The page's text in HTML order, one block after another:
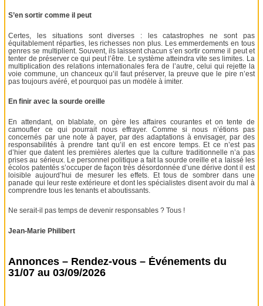
S’en sortir comme il peut
Certes, les situations sont diverses : les catastrophes ne sont pas
équitablement réparties, les richesses non plus. Les emmerdements en tous
genres se multiplient. Souvent, ils laissent chacun s’en sortir comme il peut et
tenter de préserver ce qui peut l’être. Le système atteindra vite ses limites. La
multiplication des relations internationales fera de l’autre, celui qui rejette la
voie commune, un chanceux qu’il faut préserver, la preuve que le pire n’est
pas toujours avéré, et pourquoi pas un modèle à imiter.
En finir avec la sourde oreille
En attendant, on blablate, on gère les affaires courantes et on tente de
camoufler ce qui pourrait nous effrayer. Comme si nous n’étions pas
concernés par une note à payer, par des adaptations à envisager, par des
responsabilités à prendre tant qu’il en est encore temps. Et ce n’est pas
d’hier que datent les premières alertes que la culture traditionnelle n’a pas
prises au sérieux. Le personnel politique a fait la sourde oreille et a laissé les
écolos patentés s’occuper de façon très désordonnée d’une dérive dont il est
loisible aujourd’hui de mesurer les effets. Et tous de sombrer dans une
panade qui leur reste extérieure et dont les spécialistes disent avoir du mal à
comprendre tous les tenants et aboutissants.
Ne serait-il pas temps de devenir responsables ? Tous !
Jean-Marie Philibert
Annonces – Rendez-vous – Événements du
31/07 au 03/09/2026